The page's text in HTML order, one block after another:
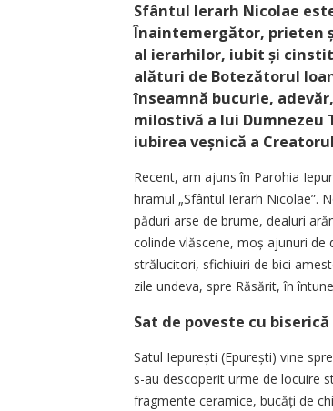
Sfântul Ierarh Nicolae
Înainte­mergător, prieten
al ierarhilor, iubit și
alături de Botezătorul
înseamnă bucurie,
milostivă a lui
iubirea veșnică a
Recent, am ajuns în Parohia
hramul „Sfântul Ierarh Nicolae”.
păduri arse de brume, dealuri
colinde vlăscene, moș ajunuri
strălucitori, sfichiuiri de bici
zile undeva, spre Răsărit, în
Sat de poveste cu biserică
Satul Iepurești (Epurești) vine
s-au descoperit urme de locuire
fragmente ceramice, bucăți de